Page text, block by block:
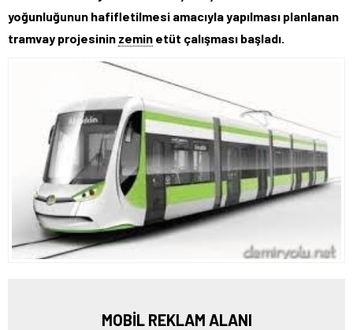
yoğunluğunun hafifletilmesi amacıyla yapılması planlanan
tramvay projesinin zemin etüt çalışması başladı.
MOBİL REKLAM ALANI